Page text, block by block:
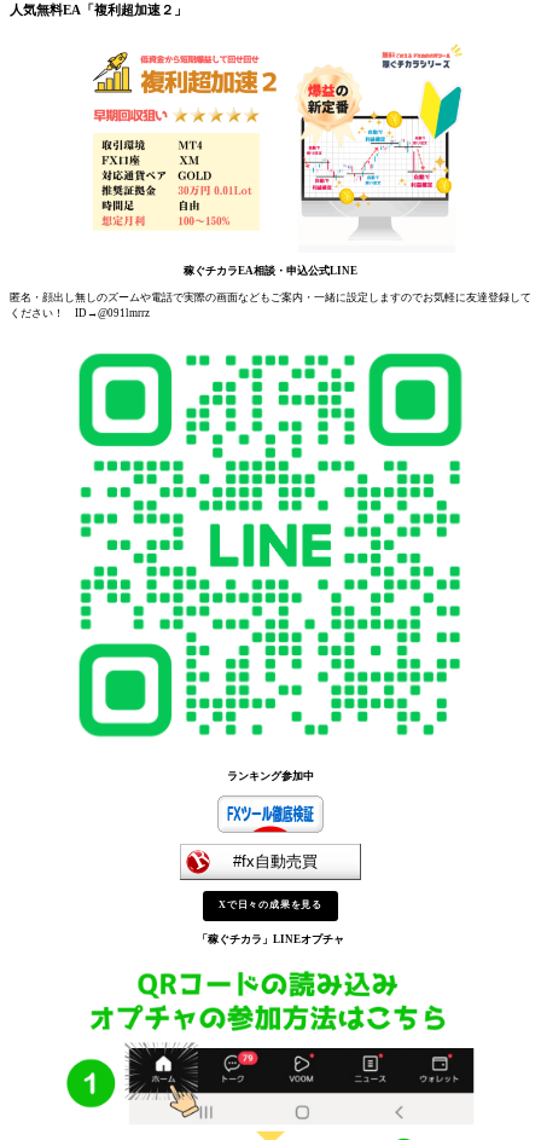
人気無料EA「複利超加速２」
稼ぐチカラEA相談・申込公式LINE
匿名・顔出し無しのズームや電話で実際の画面などもご案内・一緒に設定しますのでお気軽に友達登録して
ください！ ID→@091lmrrz
ランキング参加中
Xで日々の成果を見る
「稼ぐチカラ」 LINEオプチャ